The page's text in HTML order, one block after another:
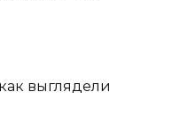
выглядели